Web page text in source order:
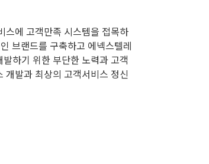
에 고객만족 시스템을 접목하
브랜드를 구축하고 에넥스텔레
하기 위한 부단한 노력과 고객
발과 최상의 고객서비스 정신